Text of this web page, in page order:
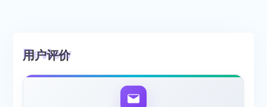
用户评价